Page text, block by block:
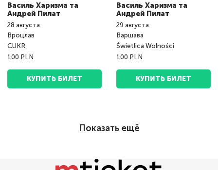
Василь Харизма та
Андрeй Пилат
28 августа
Вроцлав
CUKR
100 PLN
КУПИТЬ БИЛЕТ
Василь Харизма та
Андрeй Пилат
29 августа
Варшава
Świetlica Wolności
100 PLN
КУПИТЬ БИЛЕТ
Показать ещё